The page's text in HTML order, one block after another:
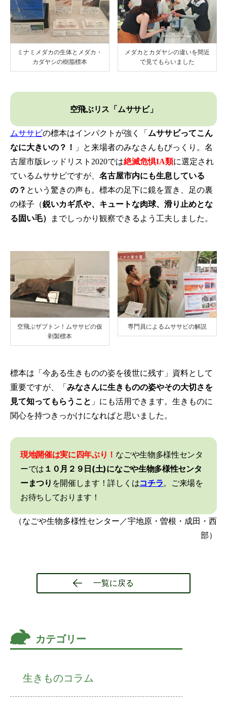
ミナミメダカの生体とメダカ・
カダヤシの樹脂標本
メダカとカダヤシの違いを間近
で見てもらいました
空飛ぶリス「ムササビ」
ムササビの標本はインパクトが強く「 ムササビってこん
なに大きいの？！
」と来場者のみなさんもびっくり。名
古屋市版レッドリスト2020では絶滅危惧IA類に選定され
ているムササビですが、 名古屋市内にも生息している
の？ という驚きの声も。標本の足下に鏡を置き、足の裏
の様子（鋭いカギ爪や、キュートな肉球、滑り止めとな
る固い毛）
までしっかり観察できるよう工夫しました。
空飛ぶザブトン！ムササビの仮
剥製標本
専門員によるムササビの解説
標本は「今ある生きものの姿を後世に残す」資料として
重要ですが、「 みなさんに生きものの姿やその大切さを
見て知ってもらうこと 」にも活用できます。生きものに
関心を持つきっかけになればと思いました。
現地開催は実に四年ぶり！ なごや生物多様性センタ
ーでは １０月２９日(土)になごや生物多様性センタ
ーまつり を開催します！詳しくはコチラ。ご来場を
お待ちしております！
（なごや生物多様性センター／宇地原・曽根・成田・西
部）
一覧に戻る
カテゴリー
生きものコラム